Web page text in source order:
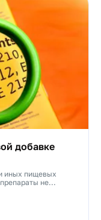
добавке
иных пищевых
не...